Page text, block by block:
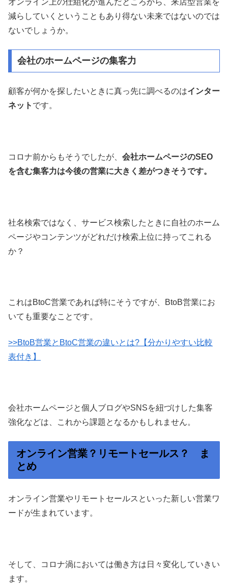
オンライン上の仕組化が進んだところから、来店型営業を
減らしていくということもあり得ない未来ではないのでは
ないでしょうか。
会社のホームページの集客力
顧客が何かを探したいときに真っ先に調べるのはインター
ネット です。
コロナ前からもそうでしたが、 会社ホームページのSEO
を含む集客力は今後の営業に大きく差がつきそうです。
社名検索ではなく、サービス検索したときに自社のホーム
ページやコンテンツがどれだけ検索上位に持ってこれる
か？
これはBtoC営業であれば特にそうですが、BtoB営業にお
いても重要なことです。
>>BtoB営業とBtoC営業の違いとは?【分かりやすい比較
表付き】
会社ホームページと個人ブログやSNSを紐づけした集客
強化などは、これから課題となるかもしれません。
オンライン営業？リモートセールス？ ま
とめ
オンライン営業やリモートセールスといった新しい営業ワ
ードが生まれています。
そして、コロナ渦においては働き方は日々変化していきい
ます。